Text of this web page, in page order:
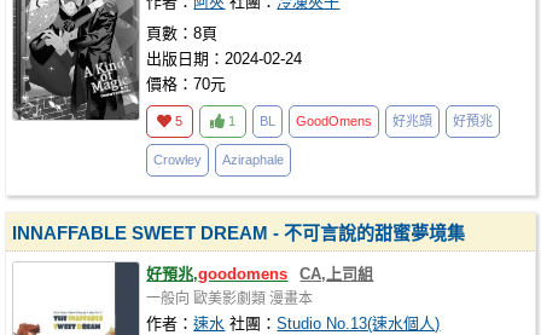
頁數：8頁
出版日期：2024-02-24
價格：70元
5 1 BL GoodOmens 好兆頭 好預兆
Crowley Aziraphale
INNAFFABLE SWEET DREAM - 不可言說的甜蜜夢境集
好預兆,goodomens CA,上司組
一般向 歐美影劇類 漫畫本
作者：速水 社團：Studio No.13(速水個人)